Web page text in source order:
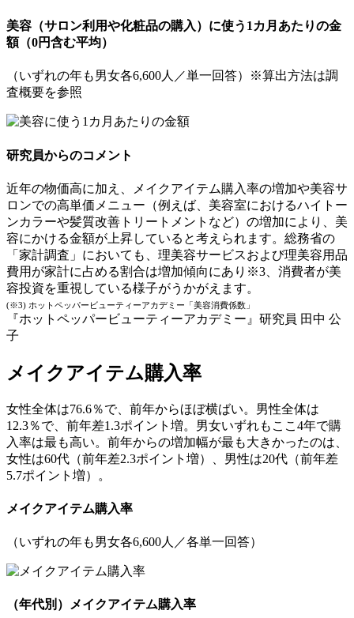
美容（サロン利用や化粧品の購入）に使う1カ月あたりの金
額（0円含む平均）
（いずれの年も男女各6,600人／単一回答）※算出方法は調
査概要を参照
研究員からのコメント
近年の物価高に加え、メイクアイテム購入率の増加や美容サ
ロンでの高単価メニュー（例えば、美容室におけるハイトー
ンカラーや髪質改善トリートメントなど）の増加により、美
容にかける金額が上昇していると考えられます。総務省の
「家計調査」においても、理美容サービスおよび理美容用品
費用が家計に占める割合は増加傾向にあり※3、消費者が美
容投資を重視している様子がうかがえます。
(※3) ホットペッパービューティーアカデミー「美容消費係数」
『ホットペッパービューティーアカデミー』研究員 田中 公
子
メイクアイテム購入率
女性全体は76.6％で、前年からほぼ横ばい。男性全体は
12.3％で、前年差1.3ポイント増。男女いずれもここ4年で購
入率は最も高い。前年からの増加幅が最も大きかったのは、
女性は60代（前年差2.3ポイント増）、男性は20代（前年差
5.7ポイント増）。
メイクアイテム購入率
（いずれの年も男女各6,600人／各単一回答）
（年代別）メイクアイテム購入率